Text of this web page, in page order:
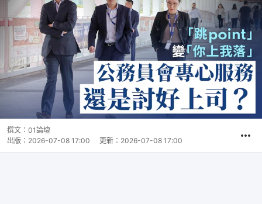
撰文： 01論壇
出版： 2026-07-08 17:00 更新： 2026-07-08 17:00